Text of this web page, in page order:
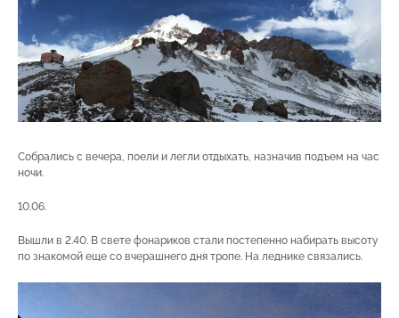
Собрались с вечера, поели и легли отдыхать, назначив подъем на час
ночи.
10.06.
Вышли в 2.40. В свете фонариков стали постепенно набирать высоту
по знакомой еще со вчерашнего дня тропе. На леднике связались.